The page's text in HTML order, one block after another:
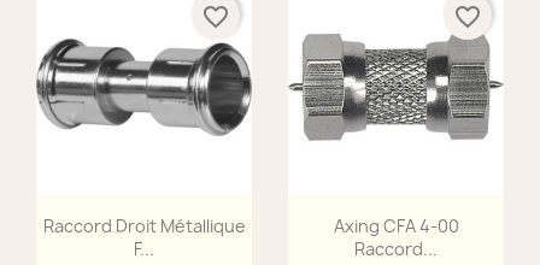
Aperçu rapide
Raccord Droit Métallique
F...
favorite_border
Aperçu rapide
Axing CFA 4-00
Raccord...
favorite_border